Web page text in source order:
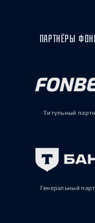
ПАРТНЁРЫ
Титульный
Генеральный